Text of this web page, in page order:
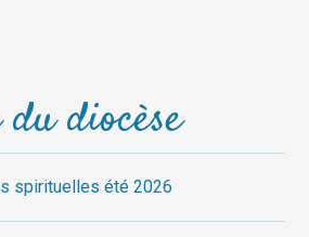
du diocèse
spirituelles été 2026